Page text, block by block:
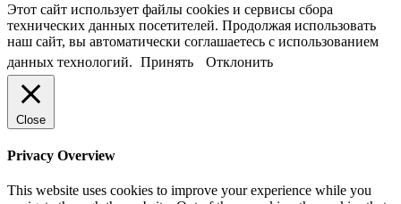
Этот сайт использует файлы cookies и сервисы сбора
технических данных посетителей. Продолжая использовать
наш сайт, вы автоматически соглашаетесь с использованием
данных технологий. Принять Отклонить
Close
Privacy Overview
This website uses cookies to improve your experience while you